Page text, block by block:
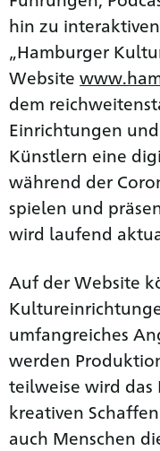
hin zu
„Hamburger
Website
dem
Einrichtungen
Künstlern eine
während der
spielen und
wird laufend
Auf der Website
umfangreiches
werden
teilweise wird das
kreativen
auch Menschen